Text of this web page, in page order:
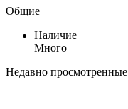
Общие
Наличие
Много
Недавно просмотренные